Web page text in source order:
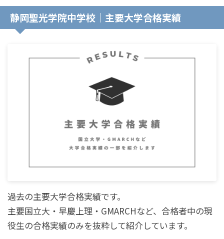
静岡聖光学院中学校｜主要大学合格実績
過去の主要大学合格実績です。
主要国立大・早慶上理・GMARCHなど、合格者中の現
役生の合格実績のみを抜粋して紹介しています。